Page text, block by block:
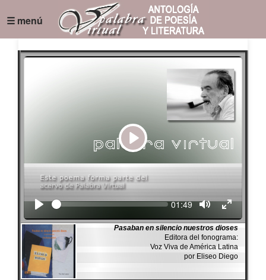
☰ menú
Play
Seek Current
01:49
Pasaban en silencio nuestros dioses
Editora del fonograma:
Voz Viva de América Latina
por Eliseo Diego